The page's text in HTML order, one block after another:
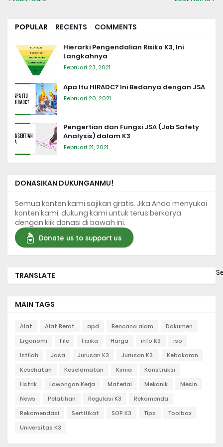
POPULAR RECENTS COMMENTS
Hierarki Pengendalian Risiko K3, Ini
Langkahnya
Februari 23, 2021
Apa Itu HIRADC? Ini Bedanya dengan JSA
Februari 20, 2021
Pengertian dan Fungsi JSA (Job Safety
Analysis) dalam K3
Februari 21, 2021
DONASIKAN DUKUNGANMU!
Semua konten kami sajikan gratis. Jika Anda menyukai
konten kami, dukung kami untuk terus berkarya
dengan klik donasi di bawah ini.
Donate us to support us
TRANSLATE
MAIN TAGS
Alat Alat Berat apd Bencana alam
Dokumen
Ergonomi
File Fisika Harga info K3
iso
Istilah
Jasa Jurusan K3 Jurusan K3.
Kebakaran
Kesehatan
Keselamatan Kimia
Konstruksi
Listrik
Lowongan Kerja Material Mekanik
Mesin
News
Pelatihan Regulasi K3
Rekomenda
Rekomendasi
Sertifikat SOP K3 Tips
Toolbox
Universitas K3